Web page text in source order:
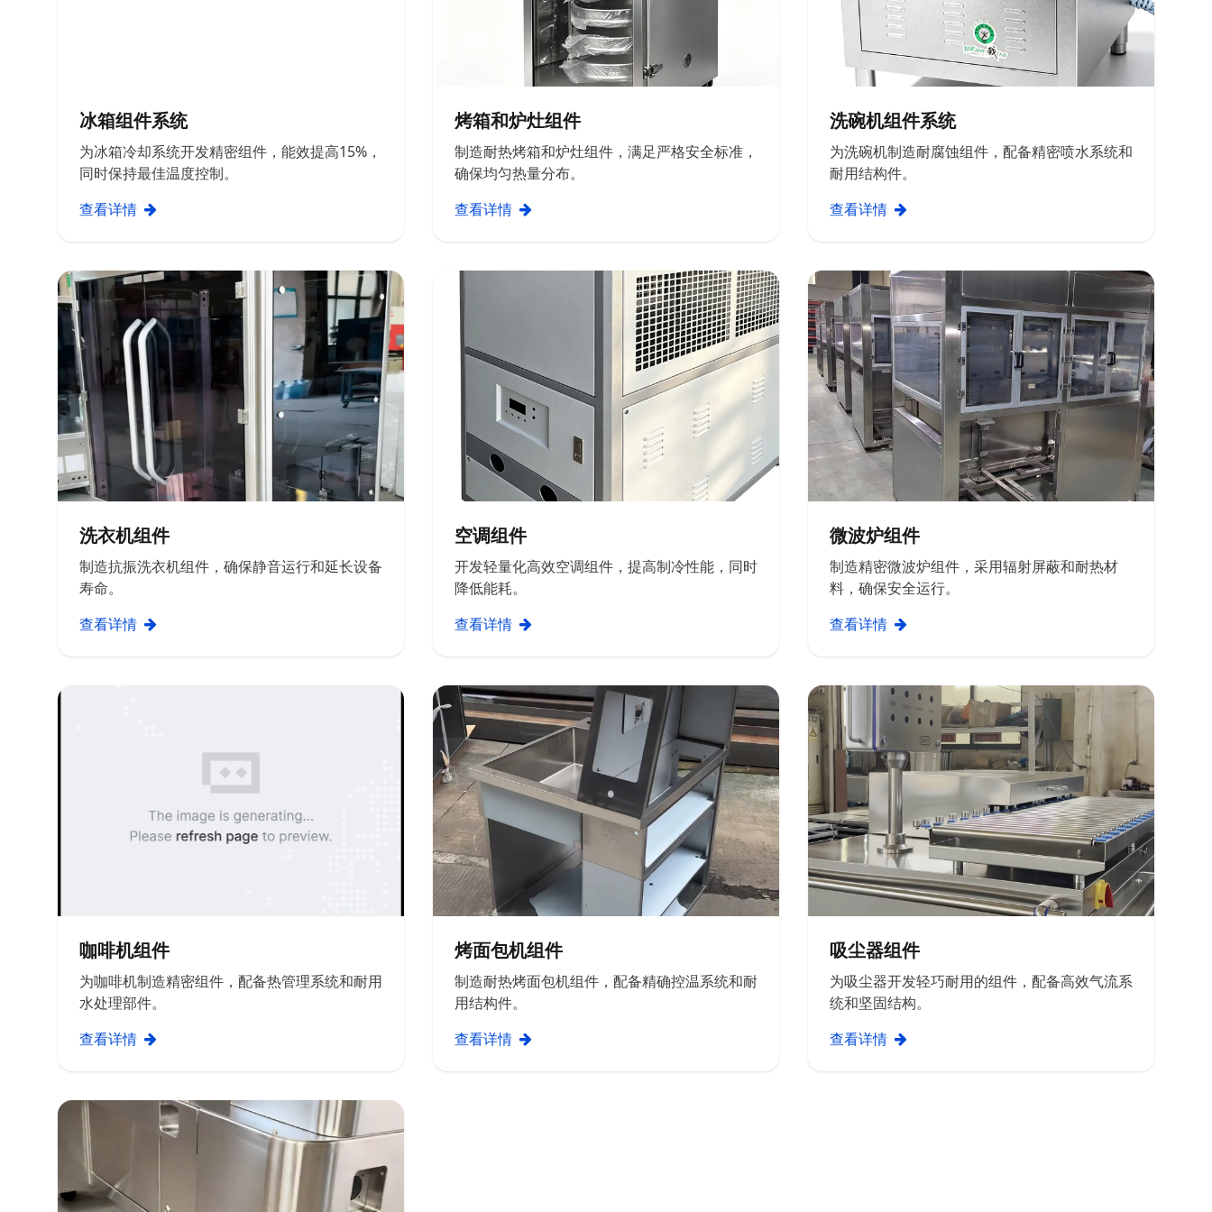
冰箱组件系统
为冰箱冷却系统开发精密组件，能效提高15%，
同时保持最佳温度控制。
查看详情
烤箱和炉灶组件
制造耐热烤箱和炉灶组件，满足严格安全标准，
确保均匀热量分布。
查看详情
洗碗机组件系统
为洗碗机制造耐腐蚀组件，配备精密喷水系统和
耐用结构件。
查看详情
洗衣机组件
制造抗振洗衣机组件，确保静音运行和延长设备
寿命。
查看详情
空调组件
开发轻量化高效空调组件，提高制冷性能，同时
降低能耗。
查看详情
微波炉组件
制造精密微波炉组件，采用辐射屏蔽和耐热材
料，确保安全运行。
查看详情
咖啡机组件
为咖啡机制造精密组件，配备热管理系统和耐用
水处理部件。
查看详情
烤面包机组件
制造耐热烤面包机组件，配备精确控温系统和耐
用结构件。
查看详情
吸尘器组件
为吸尘器开发轻巧耐用的组件，配备高效气流系
统和坚固结构。
查看详情